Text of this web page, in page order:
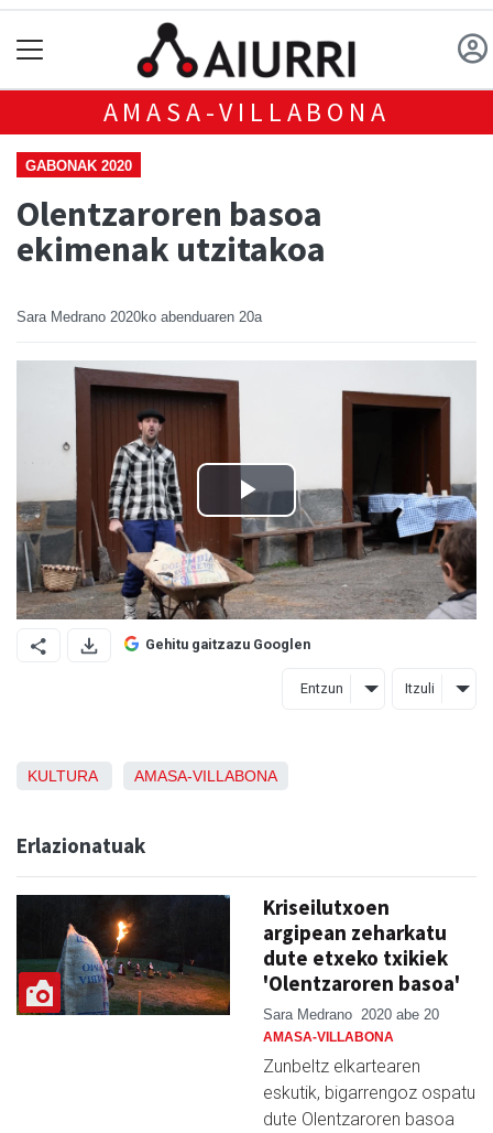
AMASA-VILLABONA
GABONAK 2020
Olentzaroren basoa
ekimenak utzitakoa
Sara Medrano 2020ko abenduaren 20a
Gehitu gaitzazu Googlen
Entzun Itzuli
KULTURA AMASA-VILLABONA
Erlazionatuak
Kriseilutxoen
argipean zeharkatu
dute etxeko txikiek
'Olentzaroren basoa'
Sara Medrano 2020 abe 20
AMASA-VILLABONA
Zunbeltz elkartearen
eskutik, bigarrengoz ospatu
dute Olentzaroren basoa